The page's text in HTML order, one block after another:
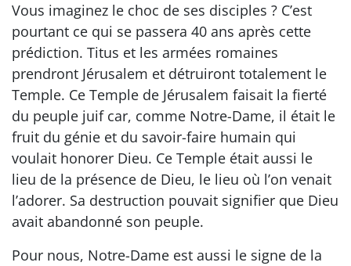
Vous imaginez le choc de ses disciples ? C’est
pourtant ce qui se passera 40 ans après cette
prédiction. Titus et les armées romaines
prendront Jérusalem et détruiront totalement le
Temple. Ce Temple de Jérusalem faisait la fierté
du peuple juif car, comme Notre-Dame, il était le
fruit du génie et du savoir-faire humain qui
voulait honorer Dieu. Ce Temple était aussi le
lieu de la présence de Dieu, le lieu où l’on venait
l’adorer. Sa destruction pouvait signifier que Dieu
avait abandonné son peuple.
Pour nous, Notre-Dame est aussi le signe de la